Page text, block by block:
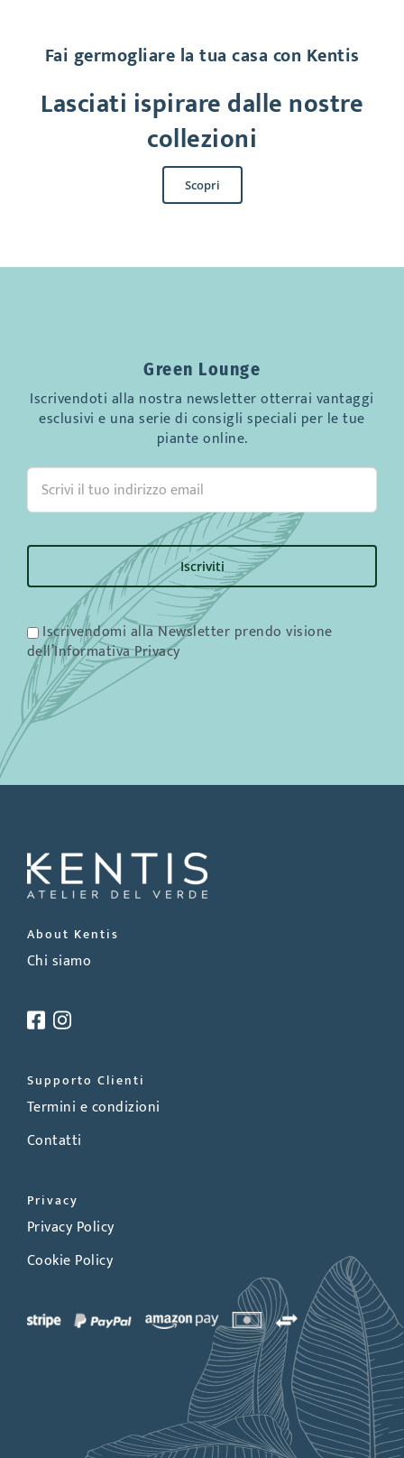
Fai germogliare la tua casa con Kentis
Lasciati ispirare dalle nostre
collezioni
Scopri
Green Lounge
Iscrivendoti alla nostra newsletter otterrai vantaggi
esclusivi e una serie di consigli speciali per le tue
piante online.
Iscrivendomi alla Newsletter prendo visione
dell’Informativa Privacy
About Kentis
Chi siamo
Supporto Clienti
Termini e condizioni
Contatti
Privacy
Privacy Policy
Cookie Policy